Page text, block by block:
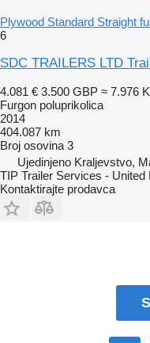
Plywood Standard Straight
6
SDC TRAILERS LTD
4.081 € 3.500 GBP ≈ 7.976
Furgon poluprikolica
2014
404.087 km
Broj osovina 3
Ujedinjeno Kraljevstvo,
TIP Trailer Services - United
Kontaktirajte prodavca